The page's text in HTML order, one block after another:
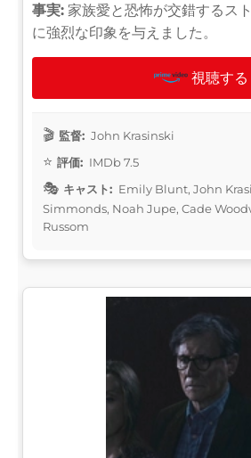
事実: 家族愛と恐怖が交錯するス
に強烈な印象を与えました。
視聴する
監督: John Krasinski
評価: IMDb 7.5
キャスト: Emily Blunt, John
Simmonds, Noah Jupe, Cade
Russom